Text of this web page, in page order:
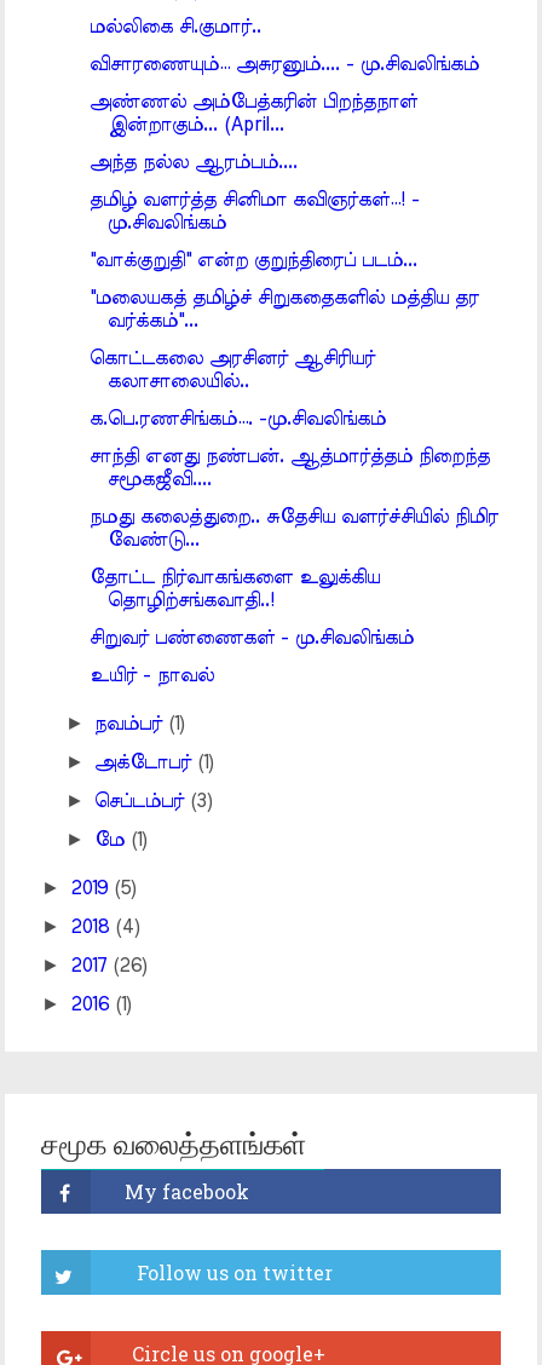
மல்லிகை சி.குமார்..
விசாரணையும்… அசுரனும்.... - மு.சிவலிங்கம்
அண்ணல் அம்பேத்கரின் பிறந்தநாள்
இன்றாகும்... (April...
அந்த நல்ல ஆரம்பம்....
தமிழ் வளர்த்த சினிமா கவிஞர்கள்…! -
மு.சிவலிங்கம்
"வாக்குறுதி" என்ற குறுந்திரைப் படம்...
"மலையகத் தமிழ்ச் சிறுகதைகளில் மத்திய தர
வர்க்கம்"...
கொட்டகலை அரசினர் ஆசிரியர்
கலாசாலையில்..
க.பெ.ரணசிங்கம்…. -மு.சிவலிங்கம்
சாந்தி எனது நண்பன். ஆத்மார்த்தம் நிறைந்த
சமூகஜீவி....
நமது கலைத்துறை.. சுதேசிய வளர்ச்சியில் நிமிர
வேண்டு...
தோட்ட நிர்வாகங்களை உலுக்கிய
தொழிற்சங்கவாதி..!
சிறுவர் பண்ணைகள் - மு.சிவலிங்கம்
உயிர் - நாவல்
► நவம்பர் (1)
► அக்டோபர் (1)
► செப்டம்பர் (3)
► மே (1)
► 2019 (5)
► 2018 (4)
► 2017 (26)
► 2016 (1)
சமூக வலைத்தளங்கள்